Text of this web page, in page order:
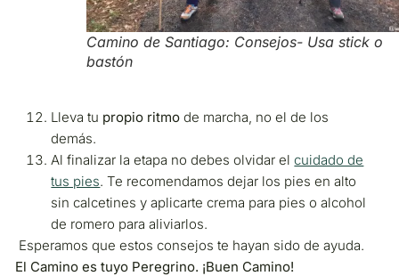
Camino de Santiago: Consejos- Usa stick o
bastón
Lleva tu propio ritmo de marcha, no el de los
demás.
Al finalizar la etapa no debes olvidar elcuidado de
tus pies. Te recomendamos dejar los pies en alto
sin calcetines y aplicarte crema para pies o alcohol
de romero para aliviarlos.
Esperamos que estos consejos te hayan sido de ayuda.
El Camino es tuyo Peregrino. ¡Buen Camino!